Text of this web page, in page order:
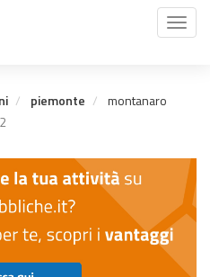
Toggle
piemonte
montanaro